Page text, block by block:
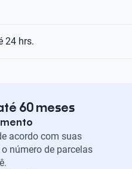
24 hrs.
60 meses
acordo com suas
número de parcelas